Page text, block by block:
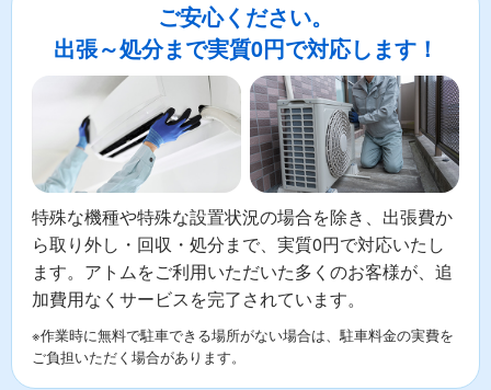
ご安心ください。
出張～処分まで実質0円で対応します！
特殊な機種や特殊な設置状況の場合を除き、出張費か
ら取り外し・回収・処分まで、実質0円で対応いたし
ます。アトムをご利用いただいた多くのお客様が、追
加費用なくサービスを完了されています。
※作業時に無料で駐車できる場所がない場合は、駐車料金の実費を
ご負担いただく場合があります。